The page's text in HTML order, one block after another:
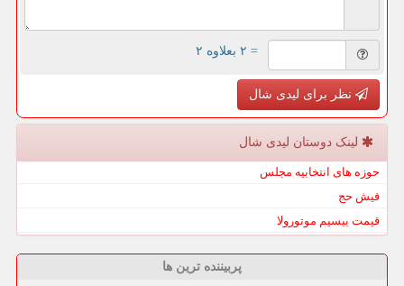
= ۲ بعلاوه ۲
نظر برای لیدی شال
لینک دوستان لیدی شال
حوزه های انتخابیه مجلس
فیش حج
قیمت بیسیم موتورولا
پربیننده ترین ها